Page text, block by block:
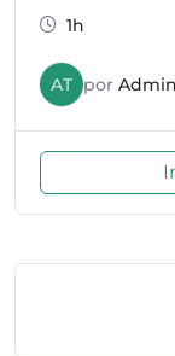
1h
AT por